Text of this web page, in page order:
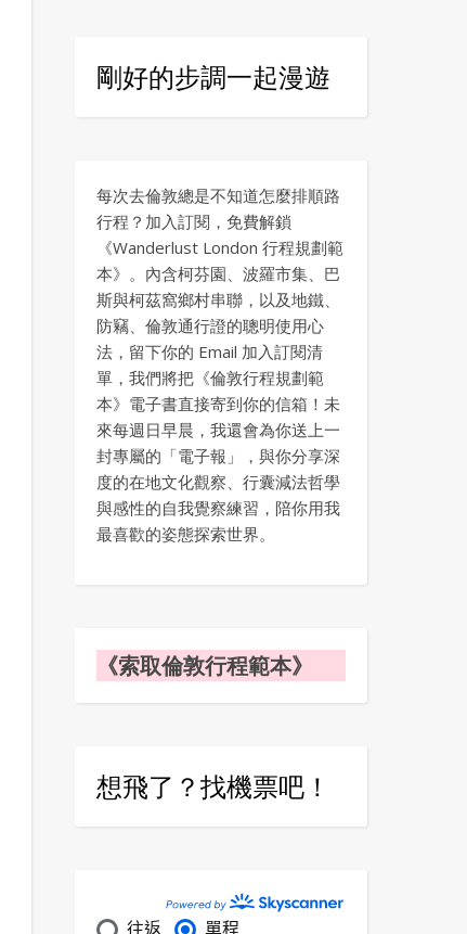
剛好的步調一起漫遊
每次去倫敦總是不知道怎麼排順路
行程？加入訂閱，免費解鎖
《Wanderlust London 行程規劃範
本》。內含柯芬園、波羅市集、巴
斯與柯茲窩鄉村串聯，以及地鐵、
防竊、倫敦通行證的聰明使用心
法，留下你的 Email 加入訂閱清
單，我們將把《倫敦行程規劃範
本》電子書直接寄到你的信箱！未
來每週日早晨，我還會為你送上一
封專屬的「電子報」，與你分享深
度的在地文化觀察、行囊減法哲學
與感性的自我覺察練習，陪你用我
最喜歡的姿態探索世界。
《索取倫敦行程範本》
想飛了？找機票吧！